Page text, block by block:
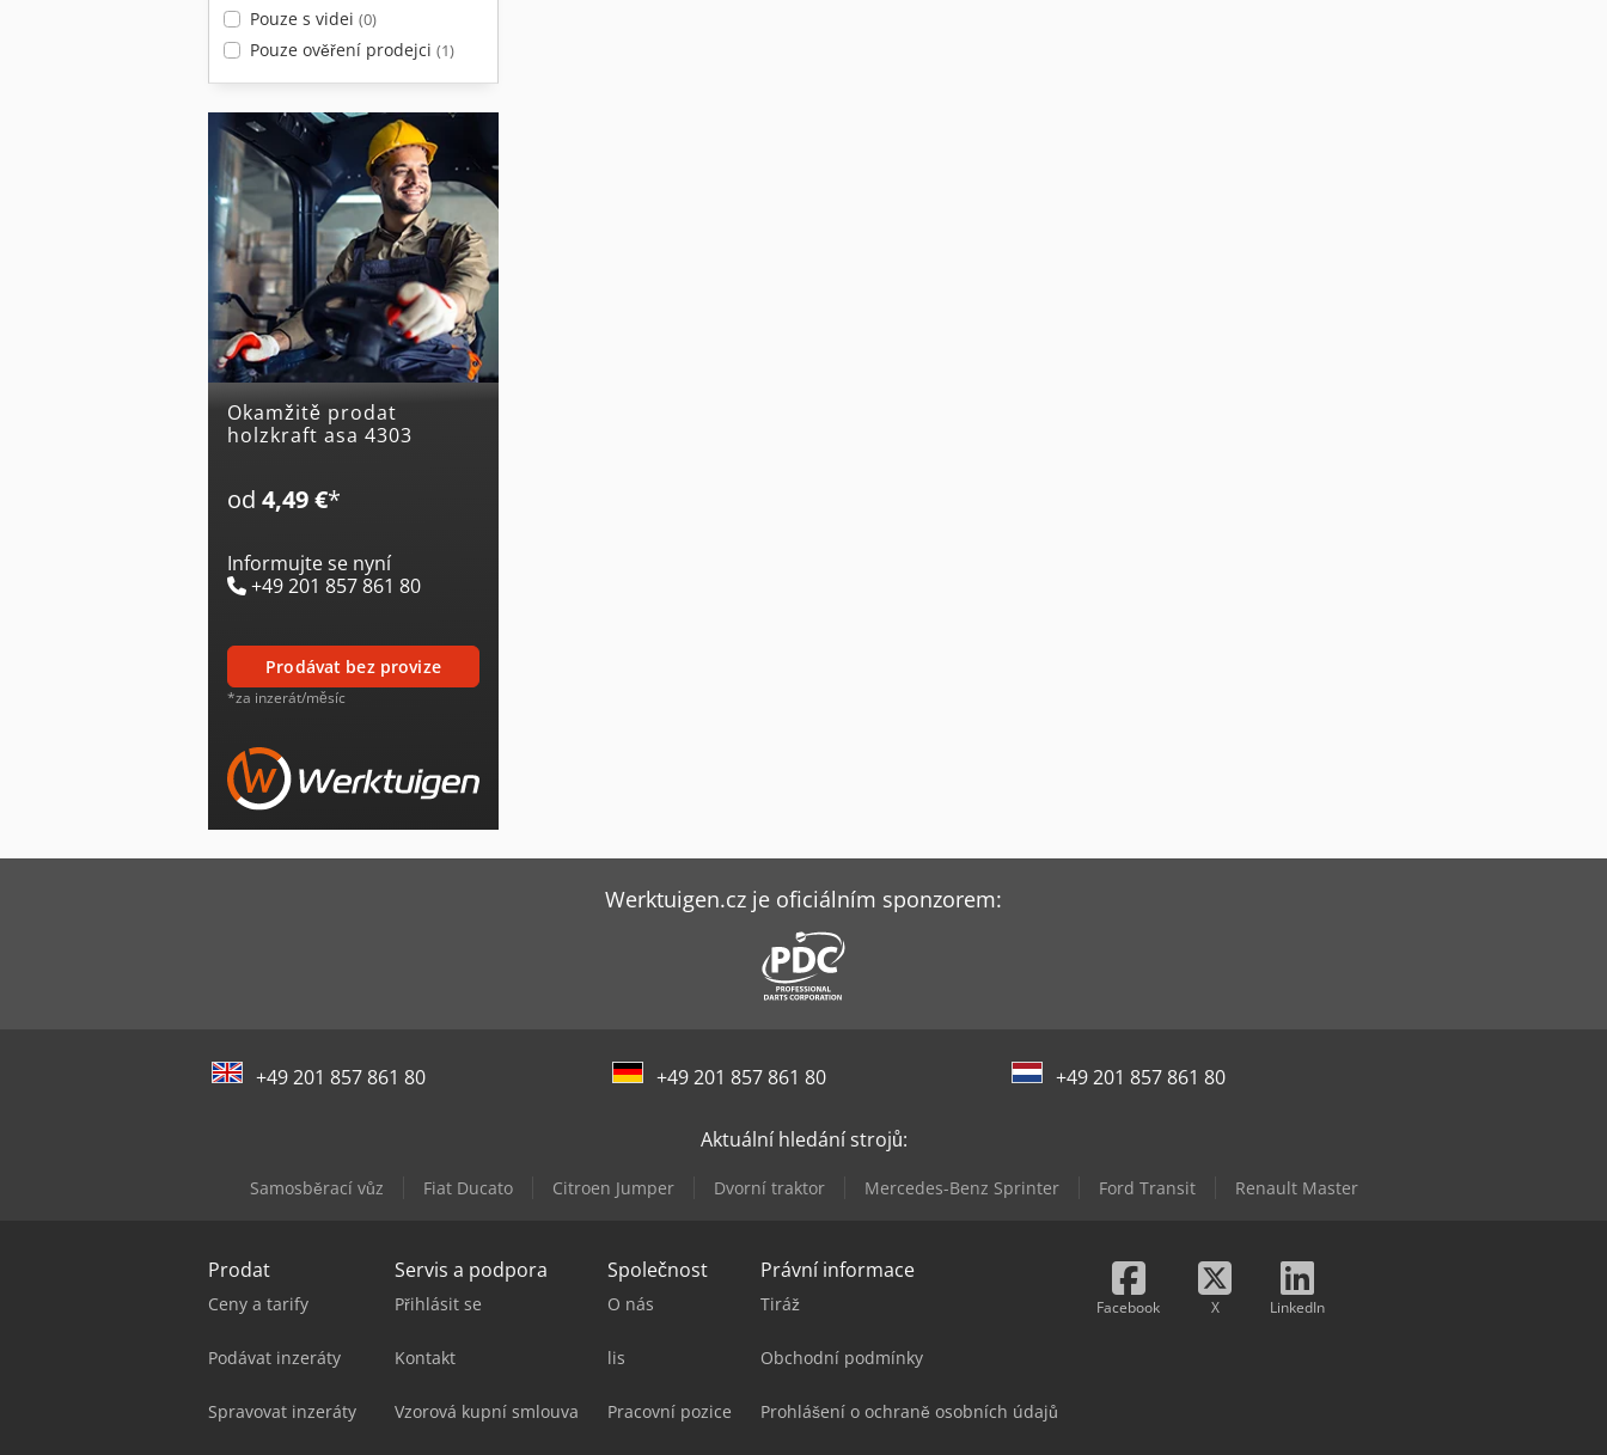
Pouze s videi (0)
Pouze ověření prodejci (1)
Okamžitě prodat
holzkraft asa 4303
od 4,49 €*
Informujte se nyní
+49 201 857 861 80
prodávat bez provize
*za inzerát/měsíc
Werktuigen.cz je oficiálním sponzorem:
+49 201 857 861 80 +49 201 857 861 80 +49 201 857 861 80
Aktuální hledání strojů:
Samosběrací vůz Fiat Ducato Citroen Jumper Dvorní traktor Mercedes-Benz Sprinter Ford Transit Renault Master
Prodat
Ceny a tarify
Podávat inzeráty
Spravovat inzeráty
Servis a podpora
Přihlásit se
Kontakt
Vzorová kupní smlouva
Společnost
O nás
lis
Pracovní pozice
Právní informace
Tiráž
Obchodní podmínky
Prohlášení o ochraně osobních údajů
Facebook X LinkedIn